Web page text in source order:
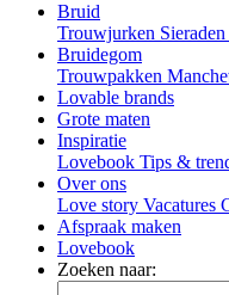
Bruid
Trouwjurken Sieraden
Bruidegom
Trouwpakken
Lovable brands
Grote maten
Inspiratie
Lovebook Tips &
Over ons
Love story Vacatures
Afspraak maken
Lovebook
Zoeken naar: